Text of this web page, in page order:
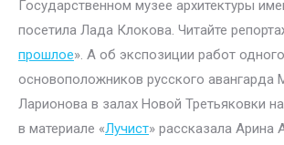
Государственном музее архитектуры
посетила Лада Клокова. Читайте
прошлое». А об экспозиции работ
основоположников русского авангарда
Ларионова в залах Новой Третьяковки
в материале «Лучист» рассказала Арина